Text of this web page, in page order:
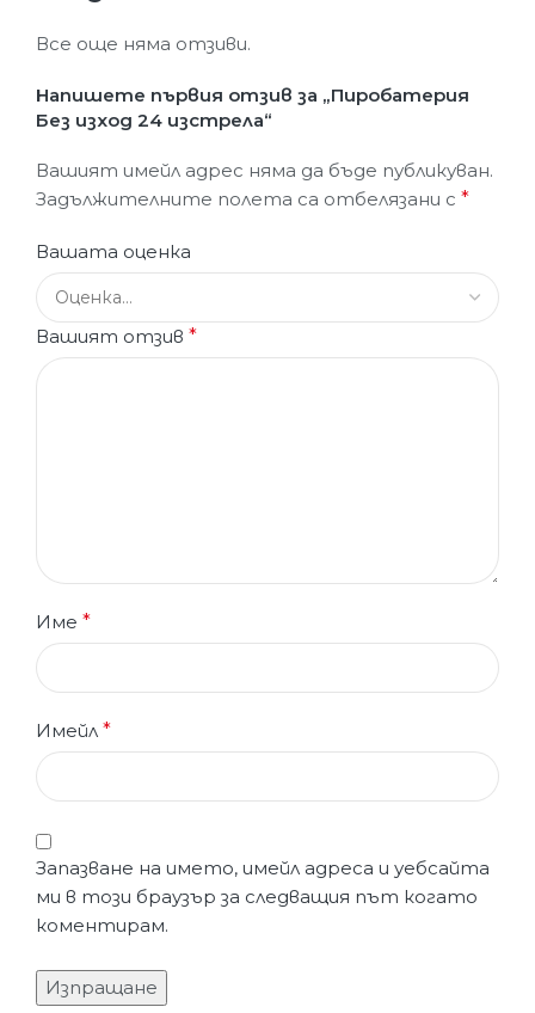
Все още няма отзиви.
Напишете първия отзив за „Пиробатерия
Без изход 24 изстрела“
Вашият имейл адрес няма да бъде публикуван.
Задължителните полета са отбелязани с *
Вашата оценка
Вашият отзив *
Име *
Имейл *
Запазване на името, имейл адреса и уебсайта
ми в този браузър за следващия път когато
коментирам.